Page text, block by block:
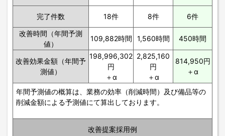
完了件数 18件 8件
6件
改善時間（年間予測
値）
109,882時間 1,560時間 450時間
改善効果金額（年間予
測値）
198,996,302
円
＋α
2,825,160
円
＋α
814,950円
＋α
年間予測値の概算は、業務の効率（削減時間）及び備品等の
削減金額による予測値にて算出しております。
改善提案採用例